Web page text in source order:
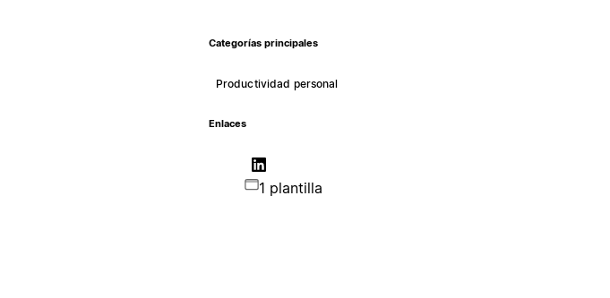
Categorías principales
Productividad personal
Enlaces
1 plantilla